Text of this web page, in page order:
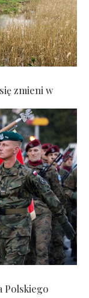
zmieni w
Polskiego